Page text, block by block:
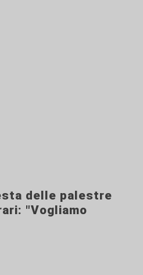
delle palestre
"Vogliamo